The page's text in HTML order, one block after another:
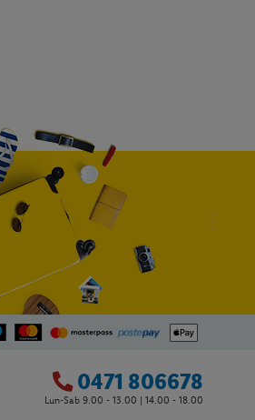
0471 806678
Lun-Sab 9.00 - 13.00 | 14.00 - 18.00